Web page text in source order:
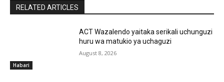
RELATED ARTICLES
Habari
ACT Wazalendo yaitaka serikali uchunguzi
huru wa matukio ya uchaguzi
August 8, 2026